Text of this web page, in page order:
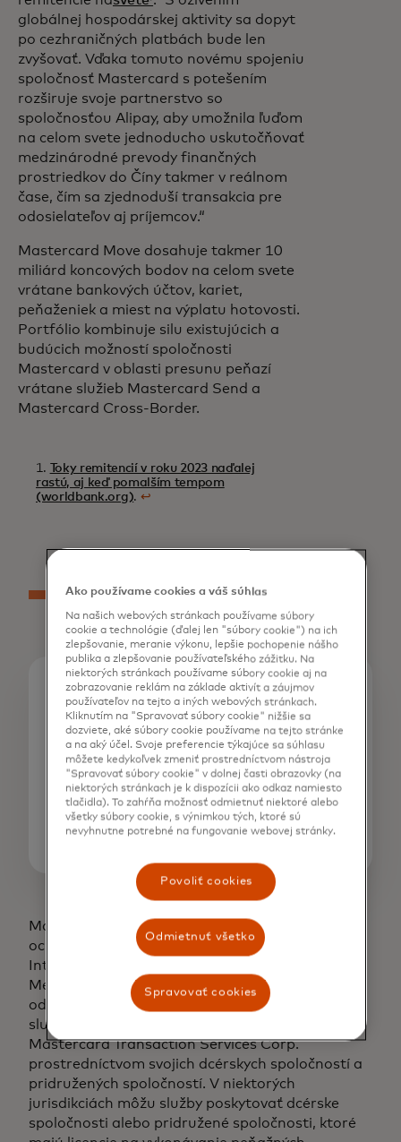
globálnej hospodárskej aktivity sa dopyt
po cezhraničných platbách bude len
zvyšovať. Vďaka tomuto novému spojeniu
spoločnosť Mastercard s potešením
rozširuje svoje partnerstvo so
spoločnosťou Alipay, aby umožnila ľuďom
na celom svete jednoducho uskutočňovať
medzinárodné prevody finančných
prostriedkov do Číny takmer v reálnom
čase, čím sa zjednoduší transakcia pre
odosielateľov aj príjemcov.“
Mastercard Move dosahuje takmer 10
miliárd koncových bodov na celom svete
vrátane bankových účtov, kariet,
peňaženiek a miest na výplatu hotovosti.
Portfólio kombinuje silu existujúcich a
budúcich možností spoločnosti
Mastercard v oblasti presunu peňazí
vrátane služieb Mastercard Send a
Mastercard Cross-Border.
1.
Toky remitencií v roku 2023 naďalej
rastú, aj keď pomalším tempom
(worldbank.org). ↩
Kontakty pre médiá
Sangita Bricker
914-249-1569 |
sangita.bricker@mastercard.com
Sarah Guldin
+65 6390 6199 |
sarah.guldin@mastercard.com
Mastercard a dizajn kruhov sú registrované
ochranné známky spoločnosti Mastercard
International Incorporated. © Mastercard 2024.
Medzi vybrané globálne riešenia prevodu peňazí
od spoločnosti Mastercard patria cezhraničné
služby, ktoré môže poskytovať spoločnosť
Mastercard Transaction Services Corp.
prostredníctvom svojich dcérskych spoločností a
pridružených spoločností. V niektorých
jurisdikciách môžu služby poskytovať dcérske
spoločnosti alebo pridružené spoločnosti, ktoré
Ako používame cookies a váš súhlas
Na našich webových stránkach používame súbory
cookie a technológie (ďalej len "súbory cookie") na ich
zlepšovanie, meranie výkonu, lepšie pochopenie nášho
publika a zlepšovanie používateľského zážitku. Na
niektorých stránkach používame súbory cookie aj na
zobrazovanie reklám na základe aktivít a záujmov
používateľov na tejto a iných webových stránkach.
Kliknutím na "Spravovať súbory cookie" nižšie sa
dozviete, aké súbory cookie používame na tejto stránke
a na aký účel. Svoje preferencie týkajúce sa súhlasu
môžete kedykoľvek zmeniť prostredníctvom nástroja
"Spravovať súbory cookie" v dolnej časti obrazovky (na
niektorých stránkach je k dispozícii ako odkaz namiesto
tlačidla). To zahŕňa možnosť odmietnuť niektoré alebo
všetky súbory cookie, s výnimkou tých, ktoré sú
nevyhnutne potrebné na fungovanie webovej stránky.
Povoliť cookies
Odmietnuť všetko
Spravovať cookies